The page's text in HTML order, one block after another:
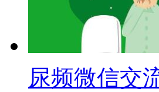
尿频微信交